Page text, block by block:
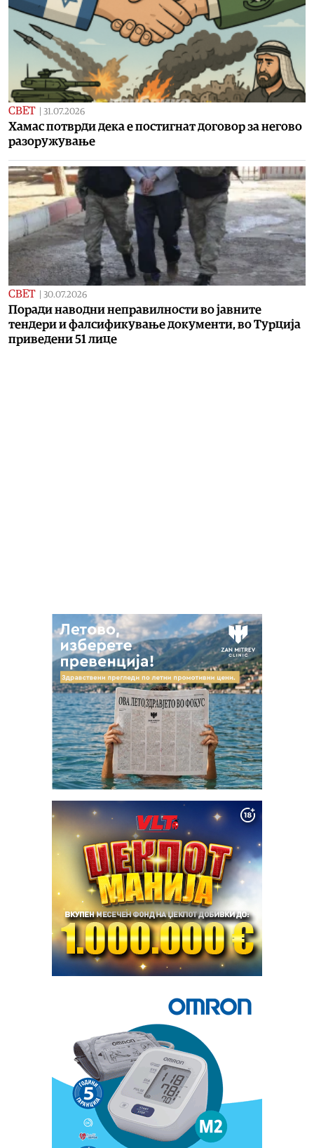
СВЕТ | 31.07.2026
Хамас потврди дека е постигнат договор за негово
разоружување
СВЕТ | 30.07.2026
Поради наводни неправилности во јавните
тендери и фалсификување документи, во Турција
приведени 51 лице